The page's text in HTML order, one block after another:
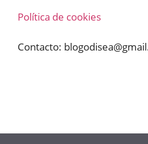
Política de cookies
Contacto: